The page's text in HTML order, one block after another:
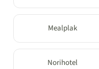
Mealplak
Norihotel